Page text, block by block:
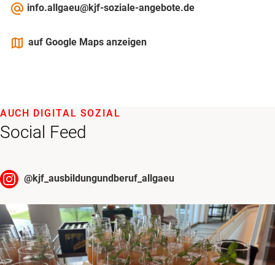
alternate_email info.allgaeu@kjf-soziale-angebote.de
mapsauf Google Maps anzeigen
Social Feed
AUCH DIGITAL SOZIAL
@kjf_ausbildungundberuf_allgaeu